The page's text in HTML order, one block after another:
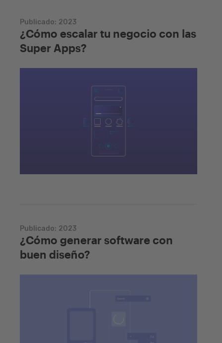
¿Cómo escalar tu negocio con las
Super Apps?
Publicado: 2023
¿Cómo generar software con
buen diseño?
Publicado: 2023